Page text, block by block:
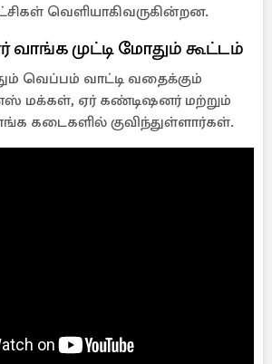
வெளியாகிவருகின்றன.
முட்டி மோதும் கூட்டம்
வெப்பம் வாட்டி வதைக்கும்
மக்கள், ஏர் கண்டிஷனர் மற்றும்
கடைகளில் குவிந்துள்ளார்கள்.